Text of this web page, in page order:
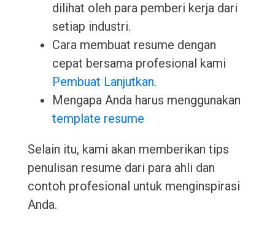
dilihat oleh para pemberi kerja dari
setiap industri.
Cara membuat resume dengan
cepat bersama profesional kami
Pembuat Lanjutkan.
Mengapa Anda harus menggunakan
template resume
Selain itu, kami akan memberikan tips
penulisan resume dari para ahli dan
contoh profesional untuk menginspirasi
Anda.